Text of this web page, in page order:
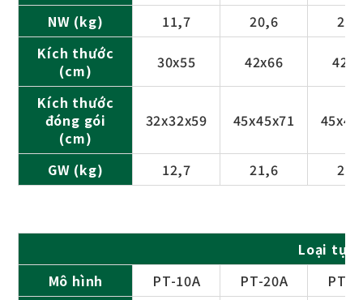
NW (kg) 11,7 20,6
Kích thước
(cm)
30x55 42x66
Kích thước
đóng gói
(cm)
32x32x59 45x45x71
GW (kg) 12,7 21,6
Loại tự
Mô hình
PT-10A PT-20A
PT-